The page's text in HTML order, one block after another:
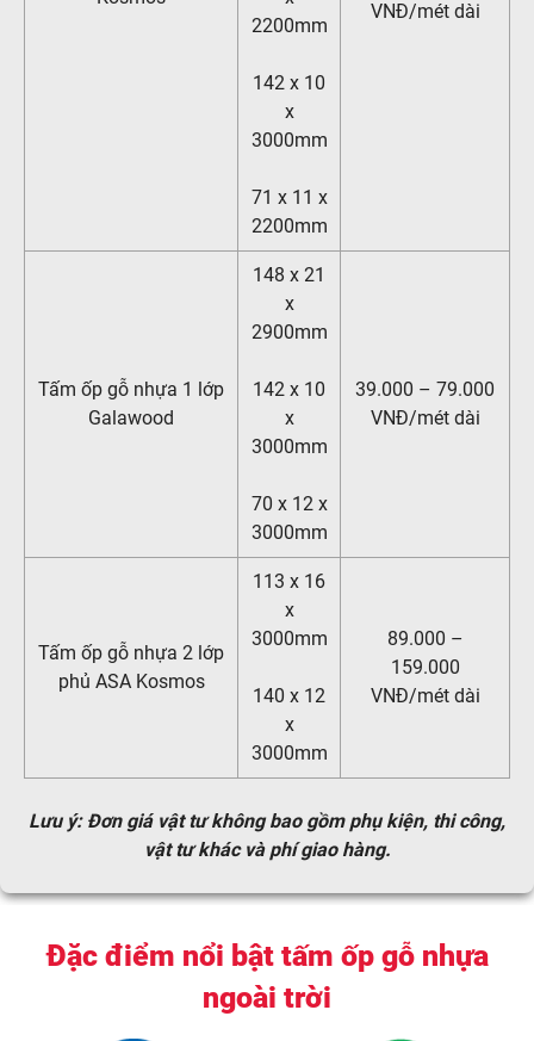
2200mm
142 x 10
x
3000mm
71 x 11 x
2200mm
VNĐ/mét dài
Tấm ốp gỗ nhựa 1 lớp
Galawood
148 x 21
x
2900mm
142 x 10
x
3000mm
70 x 12 x
3000mm
39.000 – 79.000
VNĐ/mét dài
Tấm ốp gỗ nhựa 2 lớp
phủ ASA Kosmos
113 x 16
x
3000mm
140 x 12
x
3000mm
89.000 –
159.000
VNĐ/mét dài
Lưu ý: Đơn giá vật tư không bao gồm phụ kiện, thi công,
vật tư khác và phí giao hàng.
Đặc điểm nổi bật tấm ốp gỗ nhựa
ngoài trời